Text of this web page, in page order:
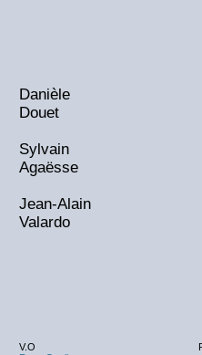
Danièle
Douet
Sylvain
Agaësse
Jean-Alain
Valardo
V.O